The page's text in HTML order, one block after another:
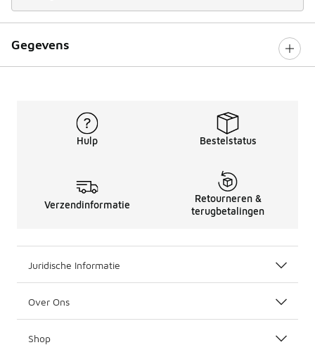
Gegevens
Hulp Bestelstatus
Verzendinformatie
Retourneren &
terugbetalingen
Juridische Informatie
Over Ons
Shop